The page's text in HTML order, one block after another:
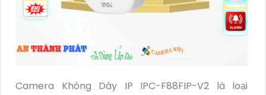
Camera Không Dây IP IPC-F88FIP-V2 là loại